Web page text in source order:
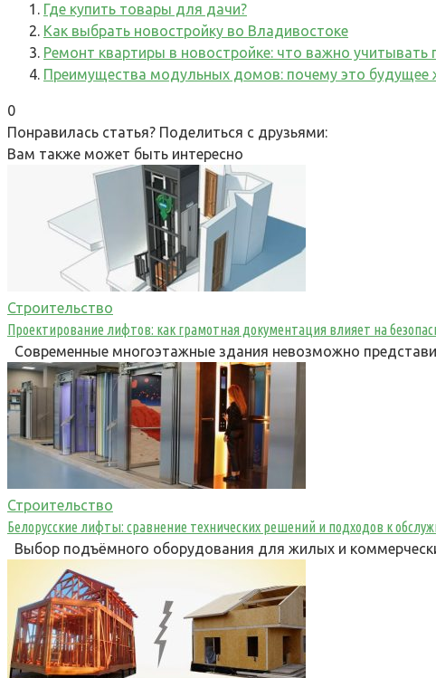
Где купить товары для дачи?
Как выбрать новостройку во Владивостоке
Ремонт квартиры в новостройке: что важно учитывать
Преимущества модульных домов: почему это будущее
0
Понравилась статья? Поделиться с друзьями:
Вам также может быть интересно
Строительство
Проектирование лифтов: как грамотная документация влияет на
Современные многоэтажные здания невозможно
Строительство
Белорусские лифты: сравнение технических решений и подходов к
Выбор подъёмного оборудования для жилых и